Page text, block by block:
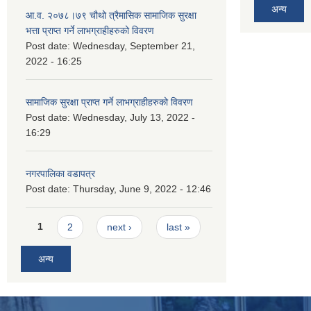
आ.व. २०७८।७९ चौथो त्रैमासिक सामाजिक सुरक्षा
भत्ता प्राप्त गर्ने लाभग्राहीहरुको विवरण
Post date: Wednesday, September 21,
2022 - 16:25
सामाजिक सुरक्षा प्राप्त गर्ने लाभग्राहीहरुको विवरण
Post date: Wednesday, July 13, 2022 -
16:29
नगरपालिका वडापत्र
Post date: Thursday, June 9, 2022 - 12:46
Pages
1 2 next › last »
अन्य
अन्य